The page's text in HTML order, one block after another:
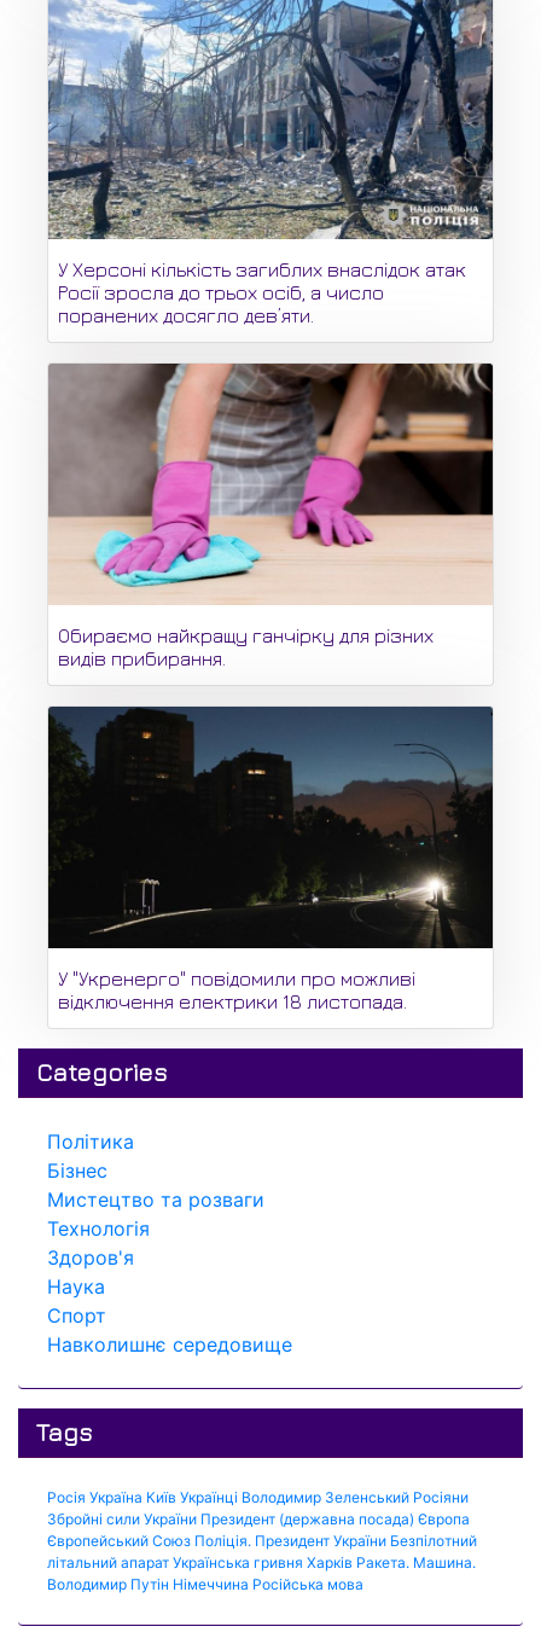
У Херсоні кількість загиблих внаслідок атак
Росії зросла до трьох осіб, а число
поранених досягло дев’яти.
Обираємо найкращу ганчірку для різних
видів прибирання.
У "Укренерго" повідомили про можливі
відключення електрики 18 листопада.
Categories
Політика
Бізнес
Мистецтво та розваги
Технологія
Здоров'я
Наука
Спорт
Навколишнє середовище
Tags
Росія Україна Київ Українці Володимир Зеленський Росіяни
Збройні сили України Президент (державна посада) Європа
Європейський Союз Поліція. Президент України Безпілотний
літальний апарат Українська гривня Харків Ракета. Машина.
Володимир Путін Німеччина Російська мова